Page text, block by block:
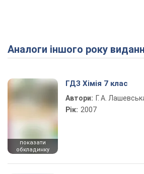
Play
Аналоги іншого року
показати
обкладинку
ГДЗ Хімія 7 клас
Автори: Г. А.
Рік: 2007